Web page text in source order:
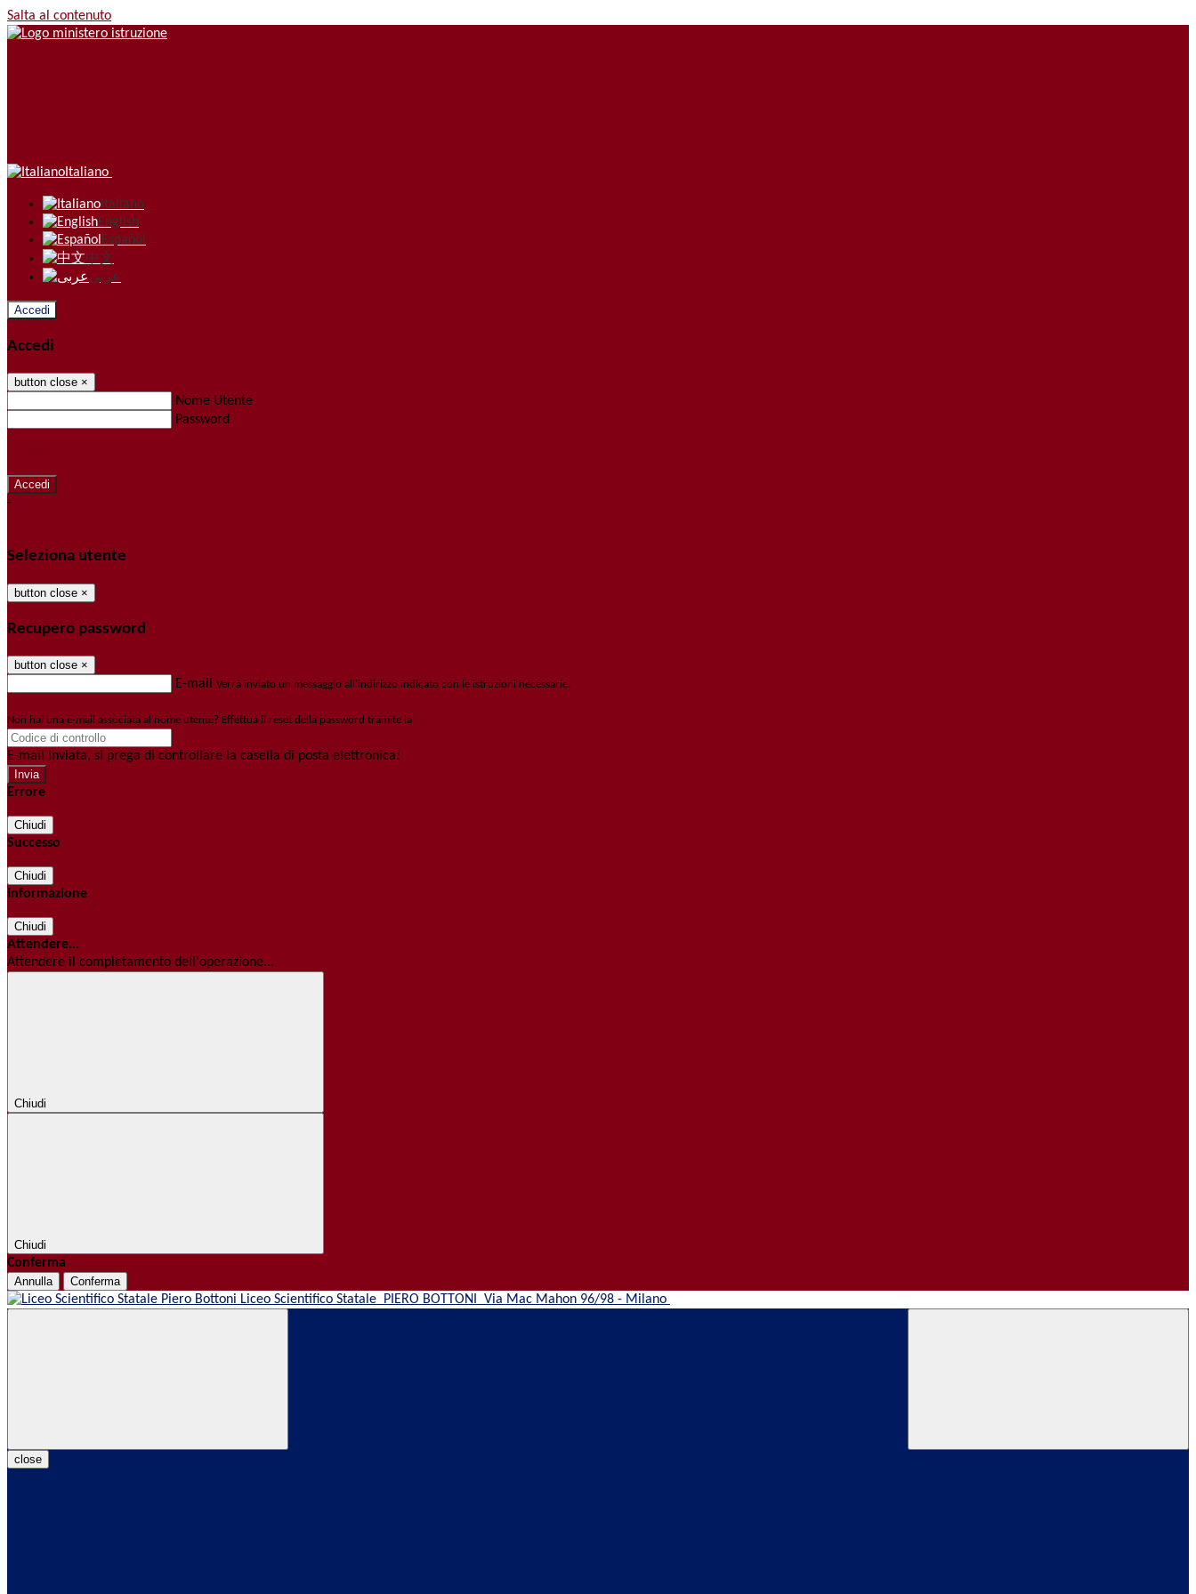
Salta al contenuto
Italiano
Italiano
English
Español
中文
عربى
Accedi
Accedi
button close ×
Nome Utente
Password
-
Seleziona utente
button close ×
Recupero password
button close ×
E-mail Verrà inviato un messaggio all'indirizzo indicato con le istruzioni necessarie.
Non hai una e-mail associata al nome utente? Effettua il reset della password tramite la
E-mail inviata, si prega di controllare la casella di posta elettronica!
Errore
Chiudi
Successo
Chiudi
Informazione
Chiudi
Attendere...
Attendere il completamento dell'operazione...
Chiudi
Chiudi
Conferma
Annulla Conferma
Liceo Scientifico Statale PIERO BOTTONI Via Mac Mahon 96/98 - Milano
close